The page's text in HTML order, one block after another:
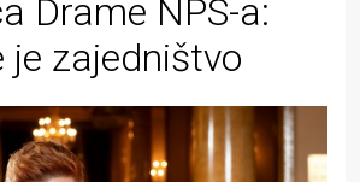
Drame NPS-a:
je zajedništvo